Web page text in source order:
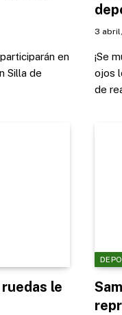
en
Silla de
3
¡Se
ojos
de
le